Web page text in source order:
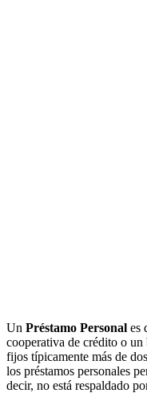
Un Préstamo Personal es
cooperativa de crédito o un
fijos típicamente más de
los préstamos personales
decir, no está respaldado